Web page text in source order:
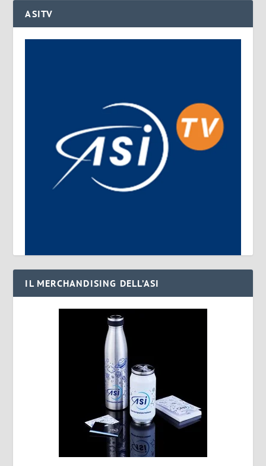
ASITV
IL MERCHANDISING DELL’ASI